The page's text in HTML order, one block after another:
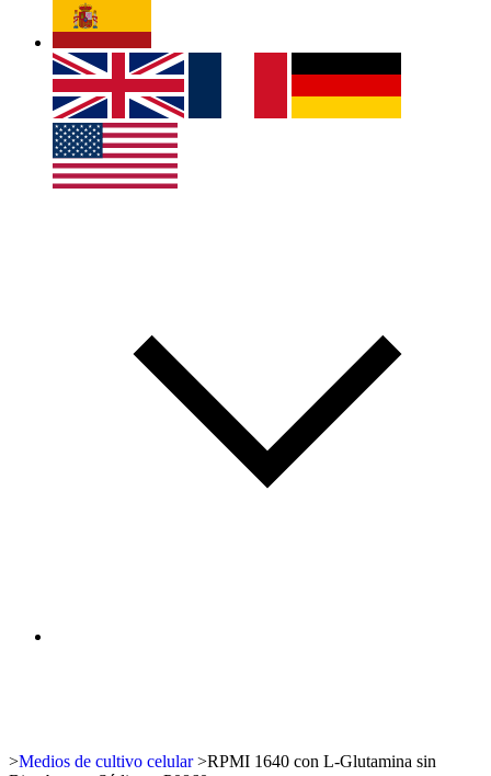
>Medios de cultivo celular >RPMI 1640 con L-Glutamina sin